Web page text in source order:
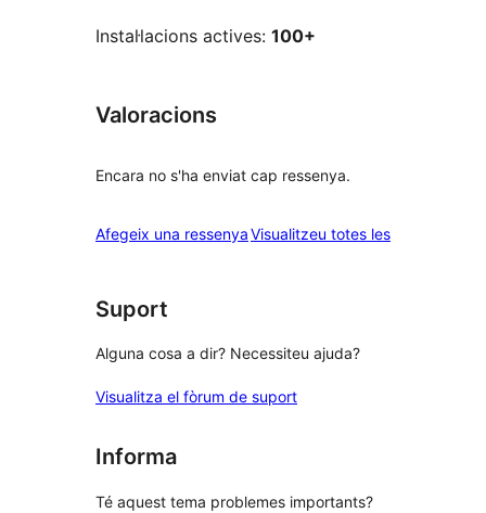
Instal·lacions actives: 100+
Valoracions
Encara no s'ha enviat cap ressenya.
Afegeix una ressenyaVisualitzeu totes lesressenyes
Suport
Alguna cosa a dir? Necessiteu ajuda?
Visualitza el fòrum de suport
Informa
Té aquest tema problemes importants?